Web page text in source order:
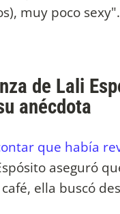
muy poco sexy".
de Lali
anécdota
que había
aseguró
ella buscó